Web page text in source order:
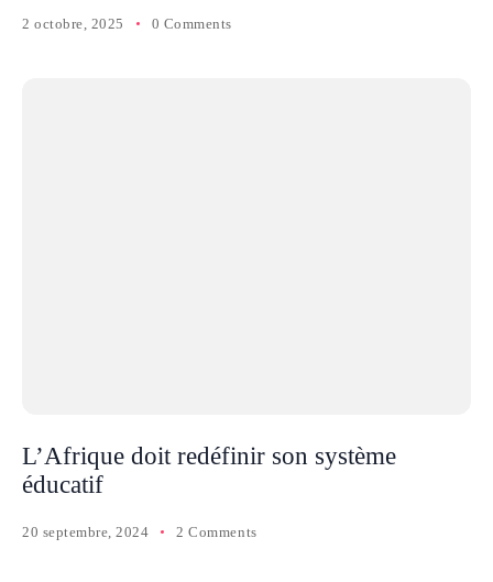
2 octobre, 2025 0 Comments
L’Afrique doit redéfinir son système
éducatif
20 septembre, 2024 2 Comments